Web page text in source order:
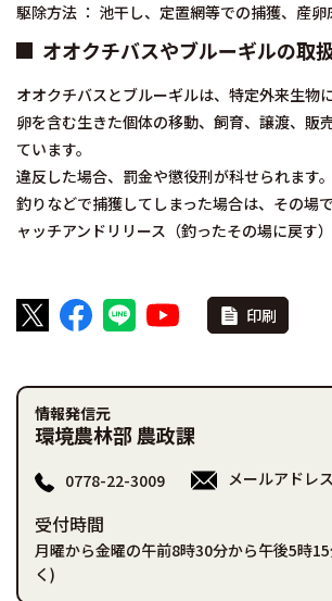
駆除方法 ： 池干し、定置網等での捕獲、産卵
オオクチバスやブルーギルの取
オオクチバスとブルーギルは、特定外来生物
卵を含む生きた個体の移動、飼育、譲渡、販
ています。
違反した場合、罰金や懲役刑が科せられます。
釣りなどで捕獲してしまった場合は、その場
ャッチアンドリリース（釣ったその場に戻す
印刷
情報発信元
環境農林部 農政課
0778-22-3009 メールアドレス
受付時間
月曜から金曜の午前8時30分から午後5時
く)